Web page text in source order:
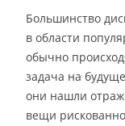
Большинство
в области
обычно
задача на
они нашли
вещи